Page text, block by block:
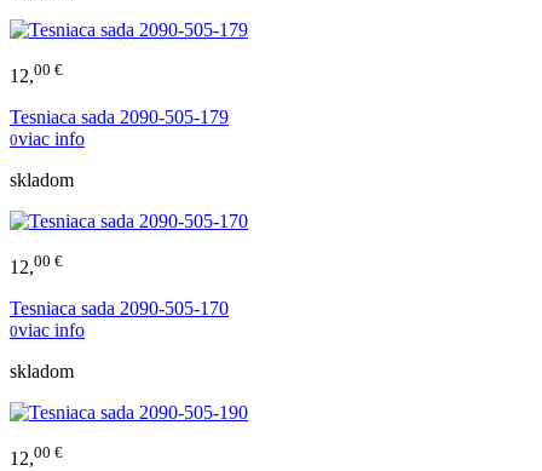
12,00 €
Tesniaca sada 2090-505-179
0viac info
skladom
12,00 €
Tesniaca sada 2090-505-170
0viac info
skladom
12,00 €